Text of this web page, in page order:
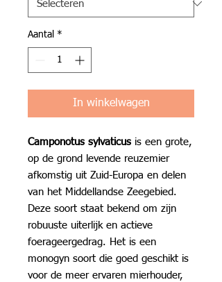
Aantal *
In winkelwagen
Camponotus sylvaticus is een grote,
op de grond levende reuzemier
afkomstig uit Zuid-Europa en delen
van het Middellandse Zeegebied.
Deze soort staat bekend om zijn
robuuste uiterlijk en actieve
foerageergedrag. Het is een
monogyn soort die goed geschikt is
voor de meer ervaren mierhouder,